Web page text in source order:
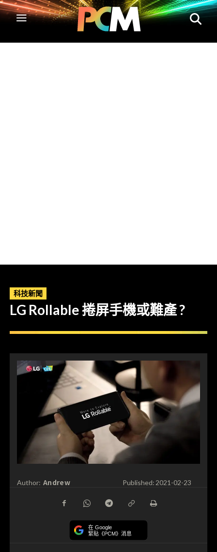
科技新聞
LG Rollable 捲屏手機或難產 ?
Author: Andrew Published: 2021-02-23
在 Google
緊貼《PCM》消息